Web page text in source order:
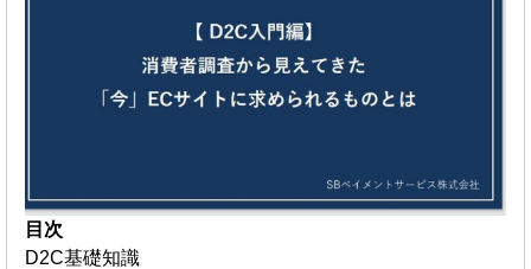
目次
D2C基礎知識